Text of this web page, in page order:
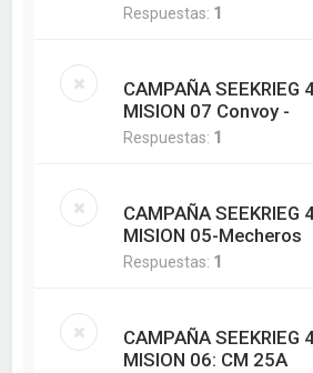
Respuestas: 1
CAMPAÑA SEEKRIEG
MISION 07 Convoy -
Respuestas: 1
CAMPAÑA SEEKRIEG
MISION 05-Mecheros
Respuestas: 1
CAMPAÑA SEEKRIEG
MISION 06: CM 25A